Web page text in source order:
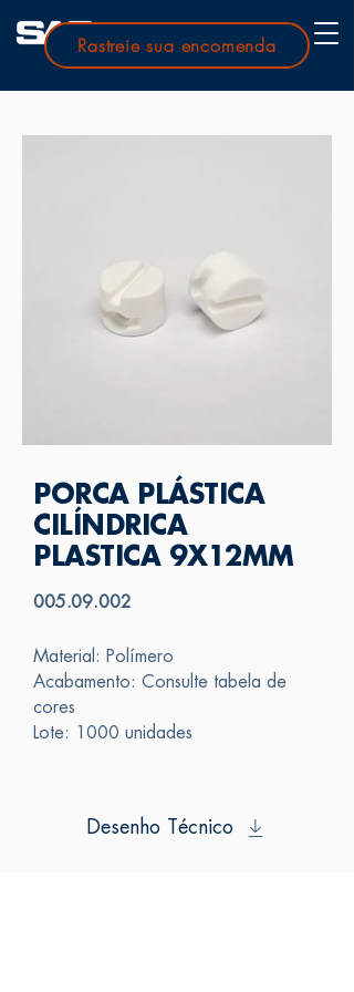
Rastreie sua encomenda
PORCA PLÁSTICA
CILÍNDRICA
PLASTICA 9X12MM
005.09.002
Material: Polímero
Acabamento: Consulte tabela de
cores
Lote: 1000 unidades
Desenho Técnico